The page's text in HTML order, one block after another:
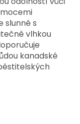
slunné s
vlhkou
kanadské